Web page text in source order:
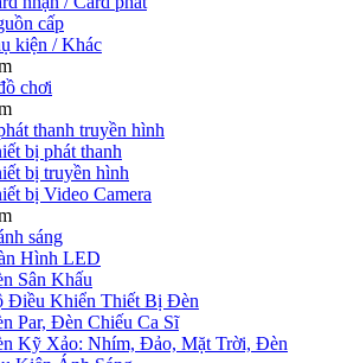
cấp
kiện / Khác
chơi
thanh truyền hình
bị phát thanh
bị truyền hình
bị Video Camera
sáng
Hình LED
Sân Khấu
Điều Khiển Thiết Bị Đèn
Par, Đèn Chiếu Ca Sĩ
Kỹ Xảo: Nhím, Đảo, Mặt Trời, Đèn